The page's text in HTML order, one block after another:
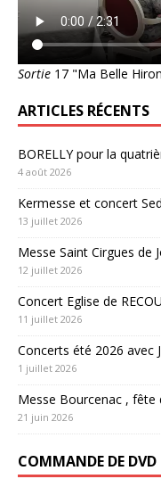
Sortie 17 "Ma Belle
ARTICLES RÉCENTS
BORELLY pour la
4 août 2026
Kermesse et concert
13 juillet 2026
Messe Saint Cirgues de
12 juillet 2026
Concert Eglise de
11 juillet 2026
Concerts été 2026 avec
1 juillet 2026
Messe Bourcenac , fête
21 juin 2026
COMMANDE DE